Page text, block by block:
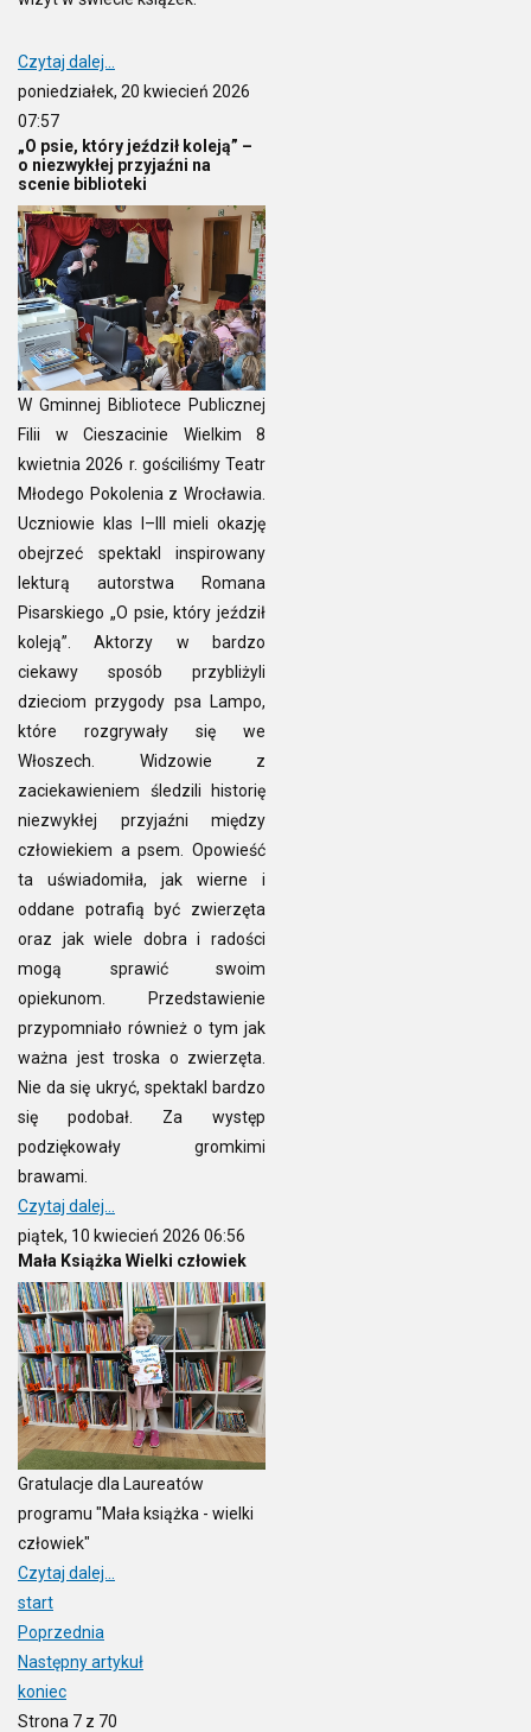
Czytaj dalej...
poniedziałek, 20 kwiecień 2026
07:57
„O psie, który jeździł koleją” –
o niezwykłej przyjaźni na
scenie biblioteki
W Gminnej Bibliotece Publicznej
Filii w Cieszacinie Wielkim 8
kwietnia 2026 r. gościliśmy Teatr
Młodego Pokolenia z Wrocławia.
Uczniowie klas I–III mieli okazję
obejrzeć spektakl inspirowany
lekturą autorstwa Romana
Pisarskiego „O psie, który jeździł
koleją”. Aktorzy w bardzo
ciekawy sposób przybliżyli
dzieciom przygody psa Lampo,
które rozgrywały się we
Włoszech. Widzowie z
zaciekawieniem śledzili historię
niezwykłej przyjaźni między
człowiekiem a psem. Opowieść
ta uświadomiła, jak wierne i
oddane potrafią być zwierzęta
oraz jak wiele dobra i radości
mogą sprawić swoim
opiekunom. Przedstawienie
przypomniało również o tym jak
ważna jest troska o zwierzęta.
Nie da się ukryć, spektakl bardzo
się podobał. Za występ
podziękowały gromkimi
brawami.
Czytaj dalej...
piątek, 10 kwiecień 2026 06:56
Mała Książka Wielki człowiek
Gratulacje dla Laureatów
programu "Mała książka - wielki
człowiek"
Czytaj dalej...
start
Poprzednia
Następny artykuł
koniec
Strona 7 z 70